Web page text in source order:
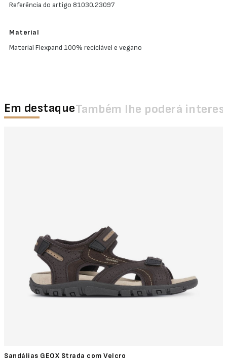
Referência do artigo 81030.23097
Material
Material Flexpand 100% reciclável e vegano
Em destaqueTambém lhe poderá
Sandálias GEOX Strada com Velcro